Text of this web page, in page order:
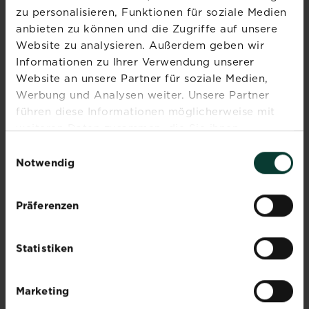
zu personalisieren, Funktionen für soziale Medien
anbieten zu können und die Zugriffe auf unsere
Website zu analysieren. Außerdem geben wir
Informationen zu Ihrer Verwendung unserer
Website an unsere Partner für soziale Medien,
Werbung und Analysen weiter. Unsere Partner
führen diese Informationen möglicherweise mit
weiteren Daten zusammen, die Sie ihnen
Nutzung der Dienste gesammelt haben.
Notwendig
Präferenzen
Statistiken
Marketing
Gelegenheit,
noch
Staudenbeete
zu
gestalten,
Hecken
und
Bäume
zu
damit
im
in
vollen
Pracht
Hutpilze im Rasen
Mehr lesenüber Hutpilze im Rasen
Die richtige Rasenpflege
im Herbst
über Herbstliche
Naturrasen anlegen und